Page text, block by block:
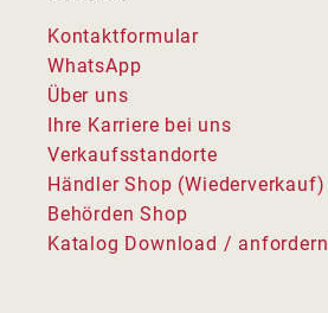
Kontaktformular
WhatsApp
Über uns
Ihre Karriere bei uns
Verkaufsstandorte
Händler Shop (Wiederverkauf)
Behörden Shop
Katalog Download / anfordern